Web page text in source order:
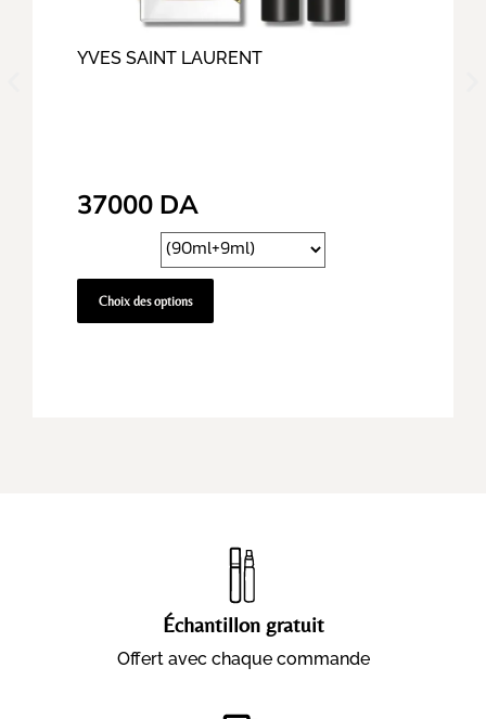
YVES SAINT LAURENT
37000 DA
Choix des options
Échantillon gratuit
Offert avec chaque commande